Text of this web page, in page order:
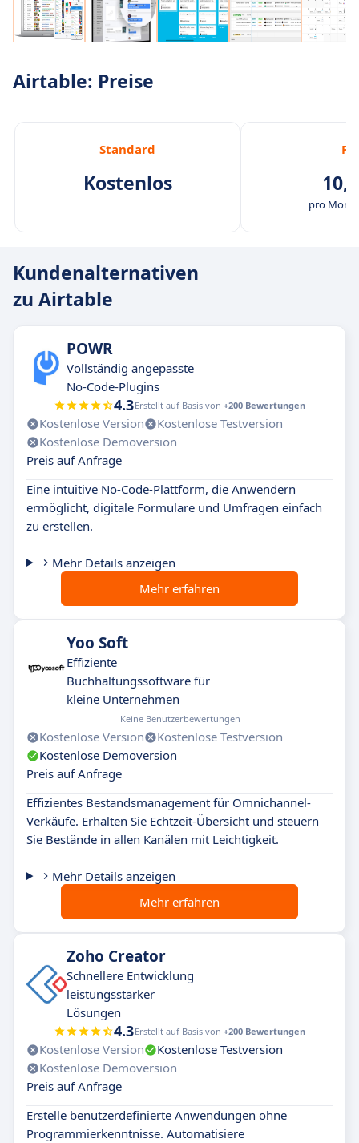
Airtable: Preise
Standard
Kostenlos
pro
Kundenalternativen
zu Airtable
POWR
Vollständig angepasste
No-Code-Plugins
4.3Erstellt auf Basis von +200 Bewertungen
Kostenlose Version
Kostenlose Testversion
Kostenlose Demoversion
Preis auf Anfrage
Eine intuitive No-Code-Plattform, die Anwendern
ermöglicht, digitale Formulare und Umfragen einfach
zu erstellen.
Mehr Details anzeigen
Mehr erfahren
Yoo Soft
Effiziente
Buchhaltungssoftware für
kleine Unternehmen
Keine Benutzerbewertungen
Kostenlose Version
Kostenlose Testversion
Kostenlose Demoversion
Preis auf Anfrage
Effizientes Bestandsmanagement für Omnichannel-
Verkäufe. Erhalten Sie Echtzeit-Übersicht und steuern
Sie Bestände in allen Kanälen mit Leichtigkeit.
Mehr Details anzeigen
Mehr erfahren
Zoho Creator
Schnellere Entwicklung
leistungsstarker
Lösungen
4.3Erstellt auf Basis von +200 Bewertungen
Kostenlose Version
Kostenlose Testversion
Kostenlose Demoversion
Preis auf Anfrage
Erstelle benutzerdefinierte Anwendungen ohne
Programmierkenntnisse. Automatisiere